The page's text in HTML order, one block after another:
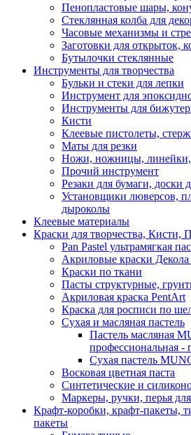
Пенопластовые шары,
Стеклянная колба для
Часовые механизмы и
Заготовки для открыток,
Бутылочки стеклянные
Инструменты для творчества
Бульки и стеки для лепки
Инструмент для
Инструменты для
Кисти
Клеевые пистолеты,
Маты для резки
Ножи, ножницы,
Прочий инструмент
Резаки для бумаги, доски
Установщики люверсов,
дыроколы
Клеевые материалы
Краски для творчества, Кисти,
Pan Pastel ультрамягкая
Акриловые краски Декола
Краски по ткани
Пасты структурные,
Акриловая краска PentArt
Краска для росписи по
Cухая и масляная пастель
Пастель масляная
профессиональная -
Сухая пастель
Восковая цветная паста
Синтетические и
Маркеры, ручки, перья
Крафт-коробки, крафт-пакеты,
пакеты